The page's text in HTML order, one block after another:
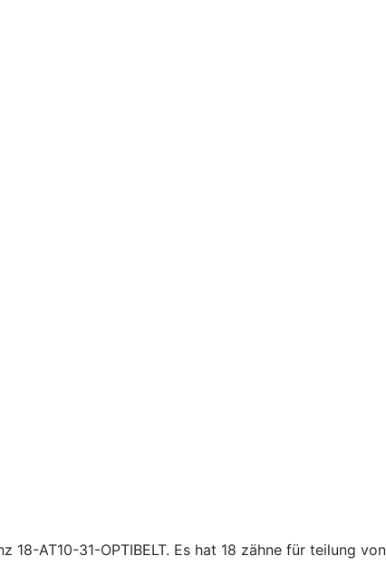
AT10-31-OPTIBELT. Es hat 18 zähne für teilung